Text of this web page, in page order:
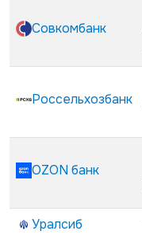
Совкомбанк
Россельхозбанк
OZON банк
Уралсиб